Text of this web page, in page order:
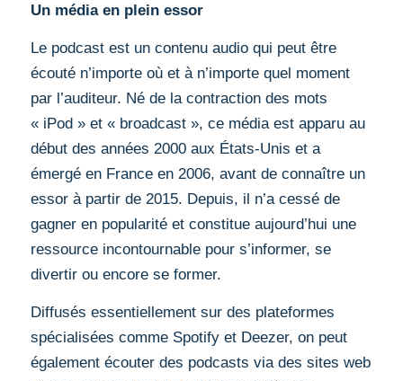
Un média en plein essor
Le podcast est un contenu audio qui peut être
écouté n’importe où et à n’importe quel moment
par l’auditeur. Né de la contraction des mots
« iPod » et « broadcast », ce média est apparu au
début des années 2000 aux États-Unis et a
émergé en France en 2006, avant de connaître un
essor à partir de 2015. Depuis, il n’a cessé de
gagner en popularité et constitue aujourd’hui une
ressource incontournable pour s’informer, se
divertir ou encore se former.
Diffusés essentiellement sur des plateformes
spécialisées comme Spotify et Deezer, on peut
également écouter des podcasts via des sites web